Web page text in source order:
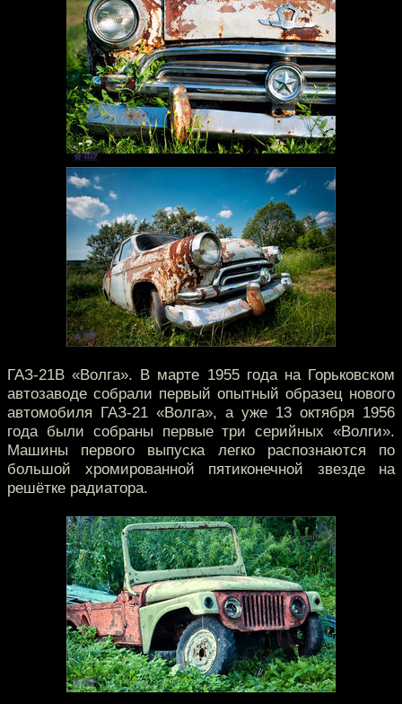
ГАЗ-21В «Волга». В марте 1955 года на Горьковском
автозаводе собрали первый опытный образец нового
автомобиля ГАЗ-21 «Волга», а уже 13 октября 1956
года были собраны первые три серийных «Волги».
Машины первого выпуска легко распознаются по
большой хромированной пятиконечной звезде на
решётке радиатора.